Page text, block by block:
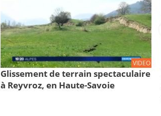
VIDEO
Glissement de terrain spectaculaire
à Reyvroz, en Haute-Savoie